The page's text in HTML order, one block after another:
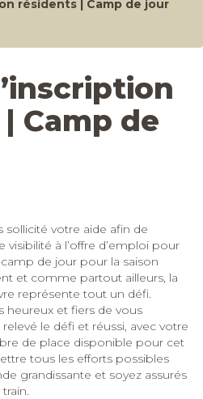
résidents | Camp de jour
Camp de
sollicité votre aide afin de
à l’offre d’emploi pour
de jour pour la saison
et comme partout ailleurs, la
représente tout un défi.
heureux et fiers de vous
le défi et réussi, avec votre
de place disponible pour cet
tous les efforts possibles
grandissante et soyez assurés